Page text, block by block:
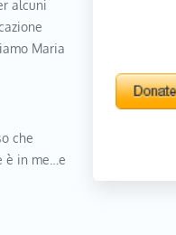
alcuni
Maria
che
è in me…e